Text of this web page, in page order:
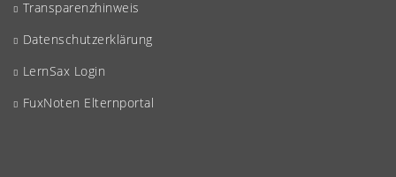
Transparenzhinweis
Datenschutzerklärung
LernSax Login
FuxNoten Elternportal